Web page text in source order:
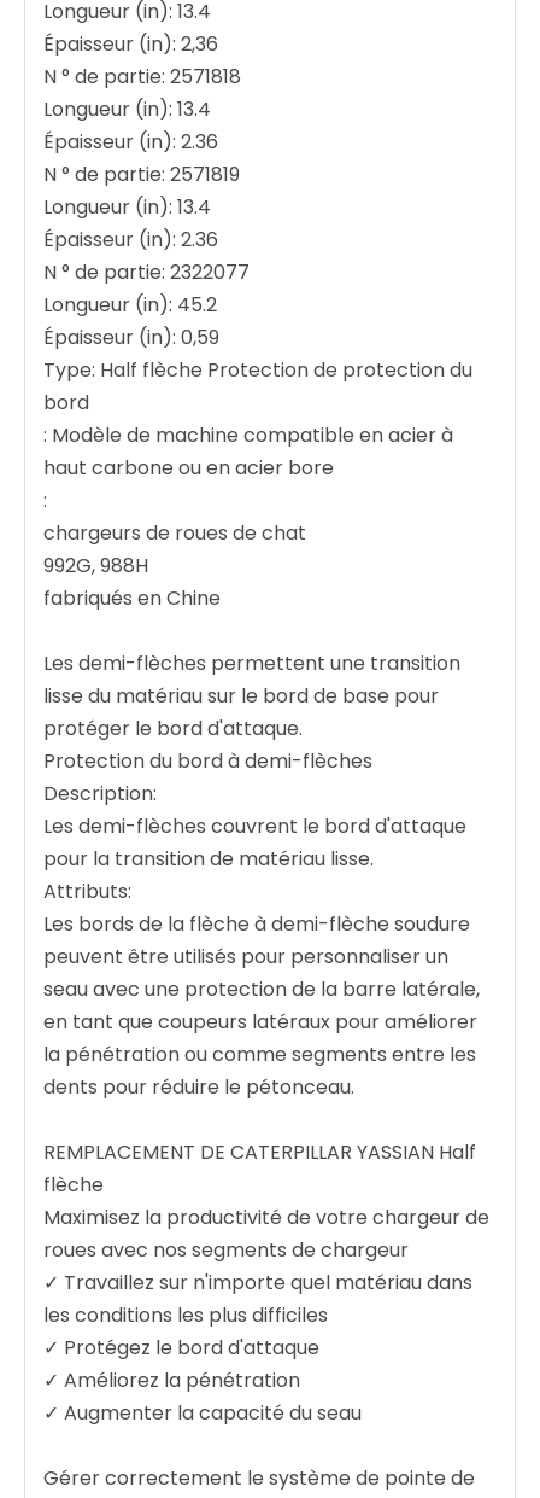
Longueur (in): 13.4
Épaisseur (in): 2,36
N ° de partie: 2571818
Longueur (in): 13.4
Épaisseur (in): 2.36
N ° de partie: 2571819
Longueur (in): 13.4
Épaisseur (in): 2.36
N ° de partie: 2322077
Longueur (in): 45.2
Épaisseur (in): 0,59
Type: Half flèche Protection de protection du
bord
: Modèle de machine compatible en acier à
haut carbone ou en acier bore
:
chargeurs de roues de chat
992G, 988H
fabriqués en Chine
Les demi-flèches permettent une transition
lisse du matériau sur le bord de base pour
protéger le bord d'attaque.
Protection du bord à demi-flèches
Description:
Les demi-flèches couvrent le bord d'attaque
pour la transition de matériau lisse.
Attributs:
Les bords de la flèche à demi-flèche soudure
peuvent être utilisés pour personnaliser un
seau avec une protection de la barre latérale,
en tant que coupeurs latéraux pour améliorer
la pénétration ou comme segments entre les
dents pour réduire le pétonceau.
REMPLACEMENT DE CATERPILLAR YASSIAN Half
flèche
Maximisez la productivité de votre chargeur de
roues avec nos segments de chargeur
✓ Travaillez sur n'importe quel matériau dans
les conditions les plus difficiles
✓ Protégez le bord d'attaque
✓ Améliorez la pénétration
✓ Augmenter la capacité du seau
Gérer correctement le système de pointe de